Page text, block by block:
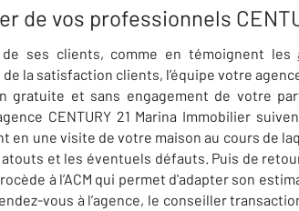
de vos professionnels
de ses clients, comme en témoignent les
la satisfaction clients, l’équipe votre
gratuite et sans engagement de votre
CENTURY 21 Marina Immobilier
en une visite de votre maison au cours de
et les éventuels défauts. Puis de retour
à l’ACM qui permet d'adapter son
vous à l’agence, le conseiller